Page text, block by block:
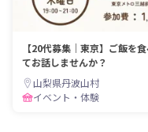
【20代募集｜東京】ご飯を
てお話しませんか？
山梨県丹波山村
イベント・体験